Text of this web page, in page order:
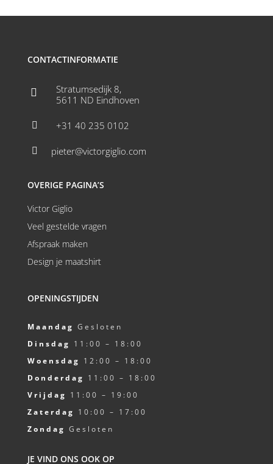
CONTACTINFORMATIE

Stratumsedijk 8,
5611 ND Eindhoven
 +31 40 235 0102
 pieter@victorgiglio.com
OVERIGE PAGINA’S
Victor Giglio
Veel gestelde vragen
Afspraak maken
Design je maatshirt
OPENINGSTIJDEN
Maandag Gesloten
Dinsdag 11:00 – 18:00
Woensdag 12:00 – 18:00
Donderdag 11:00 – 18:00
Vrijdag 11:00 – 19:00
Zaterdag 10:00 – 17:00
Zondag Gesloten
JE VIND ONS OOK OP